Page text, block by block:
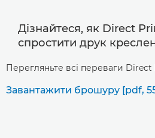
Дізнайтеся, як Direct
спростити друк
Перегляньте всі переваги Direct
Завантажити брошуру [pdf,